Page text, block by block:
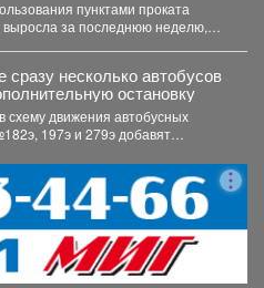
пунктами проката
выросла за последнюю неделю,
сразу несколько автобусов
остановку
схему движения автобусных
197э и 279э добавят